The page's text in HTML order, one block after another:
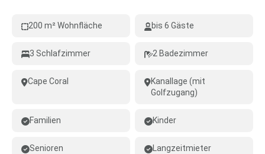
200 m² Wohnfläche bis 6 Gäste
3 Schlafzimmer 2 Badezimmer
Cape Coral
Kanallage (mit
Golfzugang)
Familien Kinder
Senioren Langzeitmieter